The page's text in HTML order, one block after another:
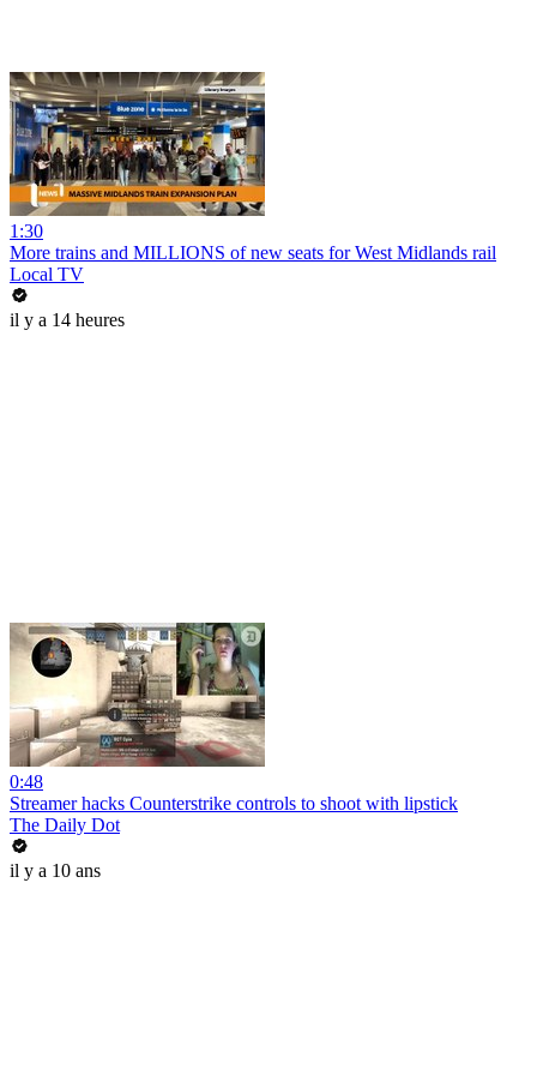
1:30
More trains and MILLIONS of new seats for West Midlands rail
Local TV
il y a 14 heures
0:48
Streamer hacks Counterstrike controls to shoot with lipstick
The Daily Dot
il y a 10 ans